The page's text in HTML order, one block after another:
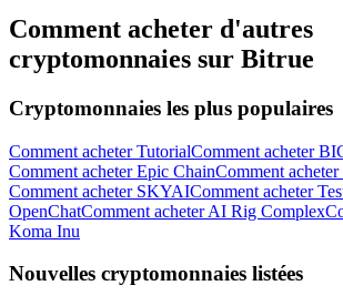
l'application Bitrue
Comment acheter d'autres
cryptomonnaies sur Bitrue
Cryptomonnaies les plus populaires
Comment acheter TutorialComment acheter
Comment acheter Epic ChainComment
Comment acheter SKYAIComment acheter
OpenChatComment acheter AI Rig Complex
Koma Inu
Nouvelles cryptomonnaies listées